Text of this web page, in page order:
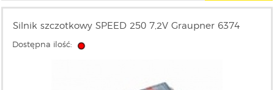
Silnik szczotkowy SPEED 250 7,2V Graupner 6374
Dostępna ilość: